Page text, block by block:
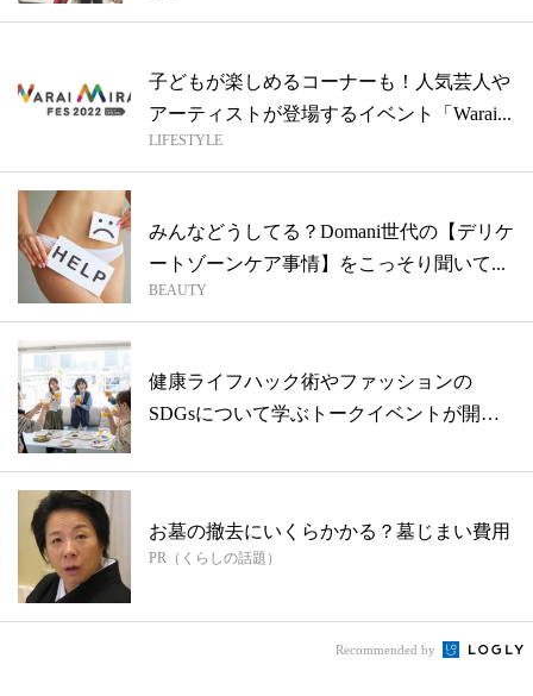
子どもが楽しめるコーナーも！人気芸人や
アーティストが登場するイベント「Warai...
LIFESTYLE
みんなどうしてる？Domani世代の【デリケ
ートゾーンケア事情】をこっそり聞いて...
BEAUTY
健康ライフハック術やファッションの
SDGsについて学ぶトークイベントが開
お墓の撤去にいくらかかる？墓じまい費用
PR（くらしの話題）
Recommended by